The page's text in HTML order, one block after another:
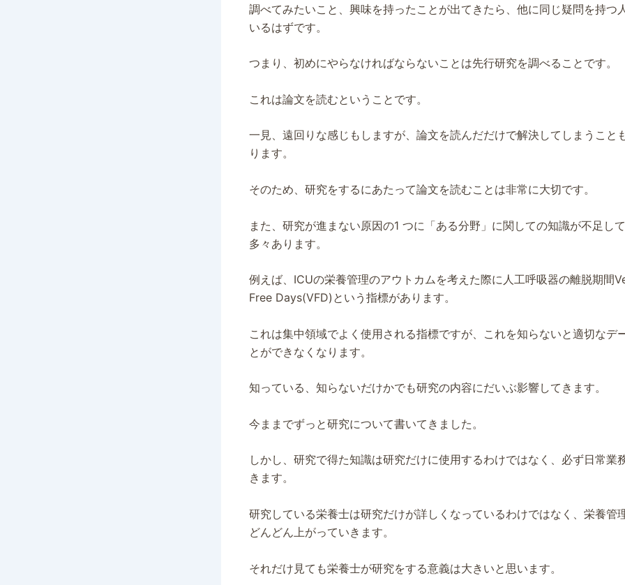
調べてみたいこと、興味を持ったことが出てきたら、他に同じ疑問を持つ
いるはずです。
つまり、初めにやらなければならないことは先行研究を調べることです。
これは論文を読むということです。
一見、遠回りな感じもしますが、論文を読んだだけで解決してしまうこと
ります。
そのため、研究をするにあたって論文を読むことは非常に大切です。
また、研究が進まない原因の1 つに「ある分野」に関しての知識が不足し
多々あります。
例えば、ICUの栄養管理のアウトカムを考えた際に人工呼吸器の離脱期間
Free Days(VFD)という指標があります。
これは集中領域でよく使用される指標ですが、これを知らないと適切なデ
とができなくなります。
知っている、知らないだけかでも研究の内容にだいぶ影響してきます。
今ままでずっと研究について書いてきました。
しかし、研究で得た知識は研究だけに使用するわけではなく、必ず日常業
きます。
研究している栄養士は研究だけが詳しくなっているわけではなく、栄養管
どんどん上がっていきます。
それだけ見ても栄養士が研究をする意義は大きいと思います。